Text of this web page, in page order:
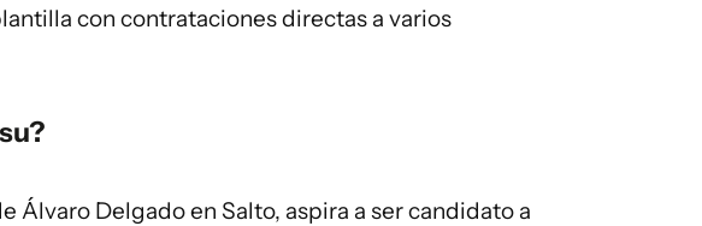
con contrataciones directas a varios
Álvaro Delgado en Salto, aspira a ser candidato a